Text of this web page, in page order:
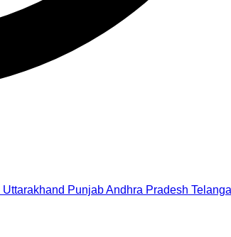
Uttarakhand PunjabAndhra Pradesh